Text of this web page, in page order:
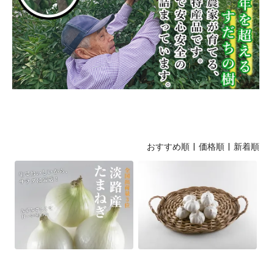
おすすめ順| 価格順 | 新着順